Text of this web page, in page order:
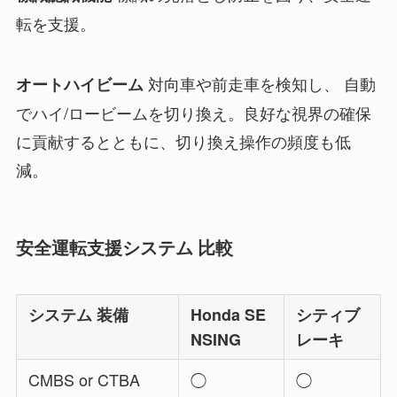
転を支援。
オートハイビーム 対向車や前走車を検知し、 自動
でハイ/ロービームを切り換え。良好な視界の確保
に貢献するとともに、切り換え操作の頻度も低
減。
安全運転支援システム 比較
システム 装備
Honda SE
NSING
シティブ
レーキ
CMBS or CTBA
◯
◯